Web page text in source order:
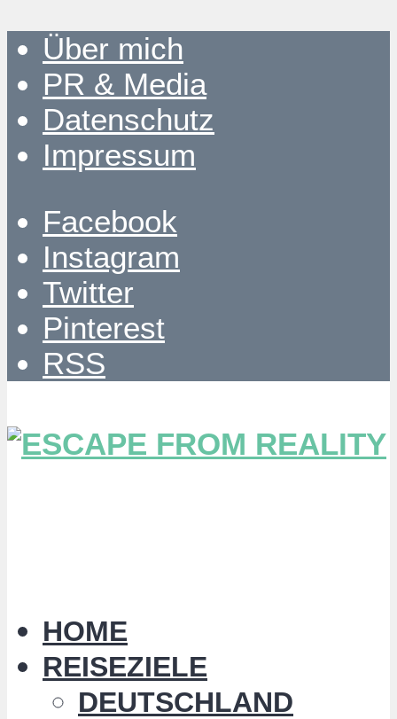
Über mich
PR & Media
Datenschutz
Impressum
Facebook
Instagram
Twitter
Pinterest
RSS
HOME
REISEZIELE
DEUTSCHLAND